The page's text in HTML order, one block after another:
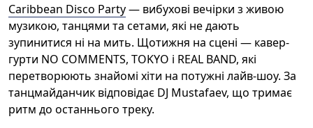
Caribbean Disco Party— вибухові вечірки з живою
музикою, танцями та сетами, які не дають
зупинитися ні на мить. Щотижня на сцені — кавер-
гурти NO COMMENTS, TOKYO і REAL BAND, які
перетворюють знайомі хіти на потужні лайв-шоу. За
танцмайданчик відповідає DJ Mustafaev, що тримає
ритм до останнього треку.